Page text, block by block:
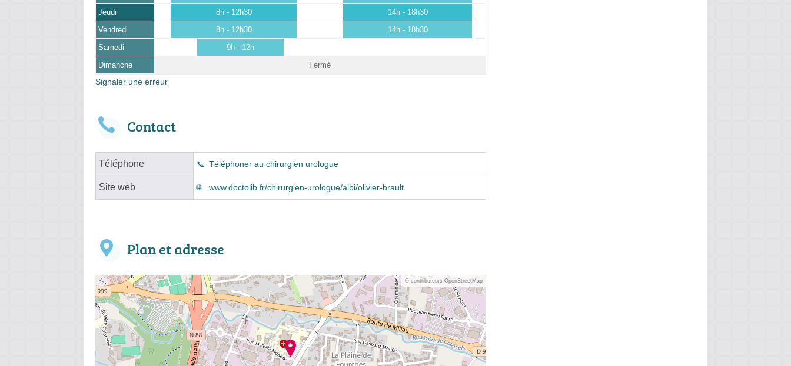
Jeudi 8h - 12h30 14h - 18h30
Vendredi 8h - 12h30 14h - 18h30
Samedi 9h - 12h
Dimanche Fermé
Signaler une erreur
Contact
Téléphone Téléphoner au chirurgien urologue
Site web www.doctolib.fr/chirurgien-urologue/albi/olivier-brault
Plan et adresse
© contributeurs OpenStreetMap